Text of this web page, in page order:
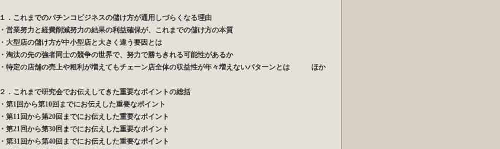
１．これまでのパチンコビジネスの儲け方が通用しづらくなる理由
・営業努力と経費削減努力の結果の利益確保が、これまでの儲け方の本質
・大型店の儲け方が中小型店と大きく違う要因とは
・淘汰の先の強者同士の競争の世界で、努力で勝ちきれる可能性があるか
・特定の店舗の売上や粗利が増えてもチェーン店全体の収益性が年々増えないパターンとは ほか
２．これまで研究会でお伝えしてきた重要なポイントの総括
・第1回から第10回までにお伝えした重要なポイント
・第11回から第20回までにお伝えした重要なポイント
・第21回から第30回までにお伝えした重要なポイント
・第31回から第40回までにお伝えした重要なポイント